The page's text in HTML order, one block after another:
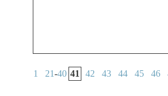
1 21-40 41 42 43 44 45 46